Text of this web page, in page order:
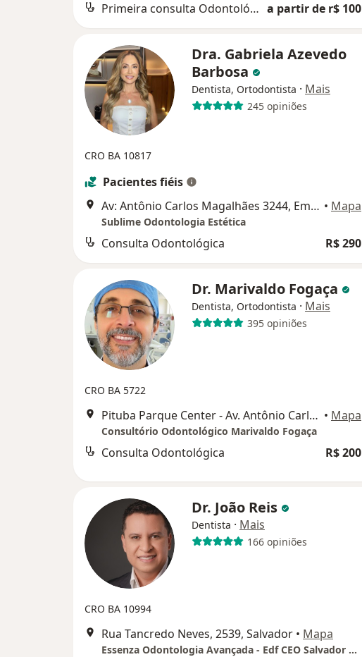
Primeira consulta Odontológica a partir de r$ 100
Dra. Gabriela Azevedo
Barbosa
Dentista, Ortodontista · Mais
245 opiniões
CRO BA 10817
Pacientes fiéis
Av: Antônio Carlos Magalhães 3244, Empresarial Thomé de Souza, sala 1312, Salvador • Mapa
Sublime Odontologia Estética
Consulta Odontológica R$ 290
Dr. Marivaldo Fogaça
Dentista, Ortodontista · Mais
395 opiniões
CRO BA 5722
Pituba Parque Center - Av. Antônio Carlos Magalhães, 1034 Itaigara - Sala 226C, Salvador • Mapa
Consultório Odontológico Marivaldo Fogaça
Consulta Odontológica R$ 200
Dr. João Reis
Dentista · Mais
166 opiniões
CRO BA 10994
Rua Tancredo Neves, 2539, Salvador • Mapa
Essenza Odontologia Avançada - Edf CEO Salvador Shopping - Torres Londres Salas 2007/2008. Caminho das Árvores